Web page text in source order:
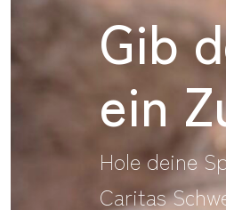
Gib
ein
Hole deine
Caritas